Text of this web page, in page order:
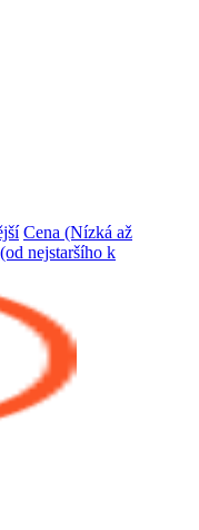
Cena (Nízká až
nejstaršího k